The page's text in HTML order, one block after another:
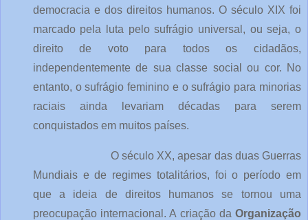
democracia e dos direitos humanos. O século XIX foi
marcado pela luta pelo sufrágio universal, ou seja, o
direito de voto para todos os cidadãos,
independentemente de sua classe social ou cor. No
entanto, o sufrágio feminino e o sufrágio para minorias
raciais ainda levariam décadas para serem
conquistados em muitos países.
O século XX, apesar das duas Guerras
Mundiais e de regimes totalitários, foi o período em
que a ideia de direitos humanos se tornou uma
preocupação internacional. A criação da Organização